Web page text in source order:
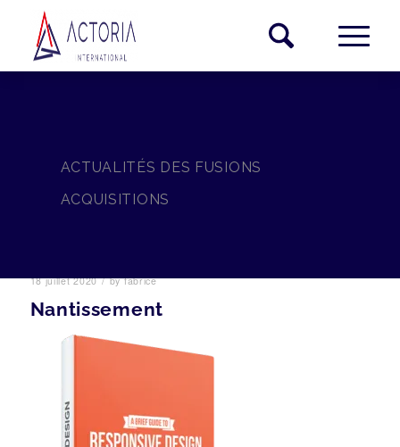
ACTUALITÉS DES FUSIONS
ACQUISITIONS
18 juillet 2020 / byfabrice
Nantissement